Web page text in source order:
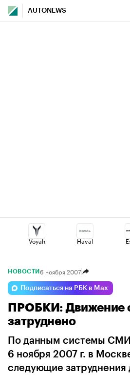
AUTONEWS
Voyah Haval
Volga Geely
Jaecoo Lada
НОВОСТИ 6 ноября 2007
Подписаться на РБК в Max
ПРОБКИ: Движение
затруднено
По данным системы
6 ноября 2007 г. в
следующие затруднения